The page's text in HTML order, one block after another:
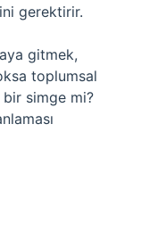
gerektirir.
gitmek,
toplumsal
bir simge mi?